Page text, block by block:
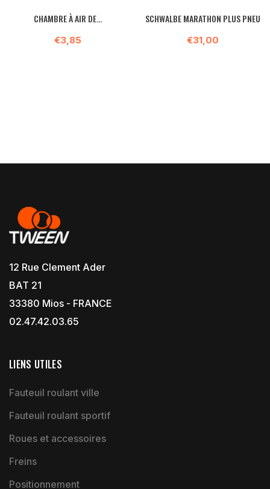
CHAMBRE À AIR DE...
€3,85
SCHWALBE MARATHON PLUS PNEU
€31,00
12 Rue Clement Ader
BAT 21
33380 Mios - FRANCE
02.47.42.03.65
LIENS UTILES
Fauteuil roulant ville
Fauteuil roulant sportif
Roues et accessoires
Freins
Positionnement